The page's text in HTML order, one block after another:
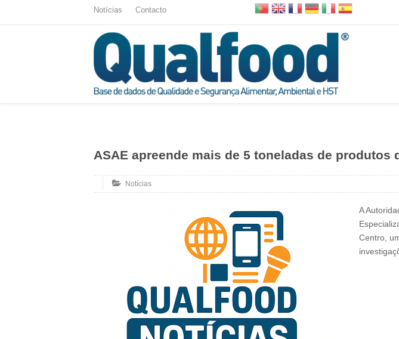
Notícias Contacto
ASAE apreende mais de 5 toneladas de produtos
Notícias
A
Centro,